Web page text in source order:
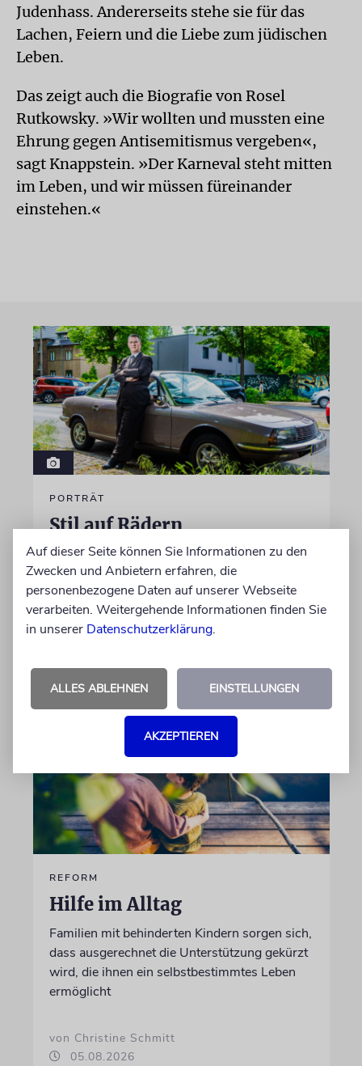
Judenhass. Andererseits stehe sie für das
Lachen, Feiern und die Liebe zum jüdischen
Leben.
Das zeigt auch die Biografie von Rosel
Rutkowsky. »Wir wollten und mussten eine
Ehrung gegen Antisemitismus vergeben«,
sagt Knappstein. »Der Karneval steht mitten
im Leben, und wir müssen füreinander
einstehen.«
PORTRÄT
Stil auf Rädern
Der Swing-Musiker Andrej Hermlin sammelt
Oldtimer – und fährt sie, statt sie nur in der
Garage zu bewundern. Ein Besuch in Pankow
REFORM
Hilfe im Alltag
Familien mit behinderten Kindern sorgen sich,
dass ausgerechnet die Unterstützung gekürzt
wird, die ihnen ein selbstbestimmtes Leben
ermöglicht
von Christine Schmitt
05.08.2026
Auf dieser Seite können Sie Informationen zu den
Zwecken und Anbietern erfahren, die
personenbezogene Daten auf unserer Webseite
verarbeiten. Weitergehende Informationen finden Sie
in unserer Datenschutzerklärung.
ALLES ABLEHNEN EINSTELLUNGEN
AKZEPTIEREN